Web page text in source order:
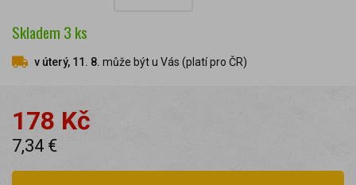
Skladem 3 ks
v úterý, 11. 8. může být u Vás (platí pro ČR)
178 Kč
7,34 €